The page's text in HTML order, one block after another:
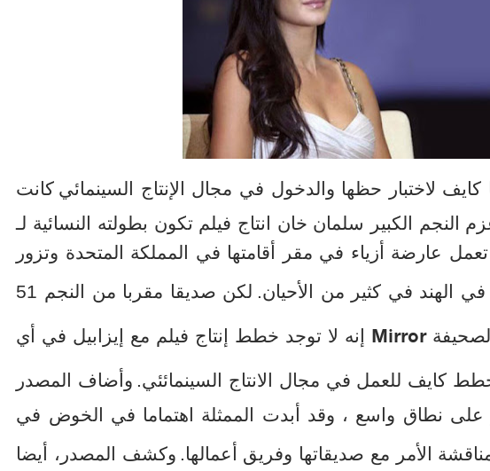
كايف لاختبار حظها والدخول في مجال الإنتاج السينمائي كانت
النجم الكبير سلمان خان انتاج فيلم تكون بطولته النسائية لـ
تعمل عارضة أزياء في مقر أقامتها في المملكة المتحدة وتزور
لكن صديقا مقربا من النجم 51
لصحيفةMirror إنه لا توجد خطط إنتاج فيلم مع إيزابيل في أي
كايف للعمل في مجال الانتاج السينمائئي. وأضاف المصدر
على نطاق واسع ، وقد أبدت الممثلة اهتماما في الخوض في
الأمر مع صديقاتها وفريق أعمالها. وكشف المصدر، أيضا